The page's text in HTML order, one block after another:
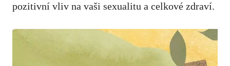
pozitivní vliv na vaši sexualitu a celkové zdraví.